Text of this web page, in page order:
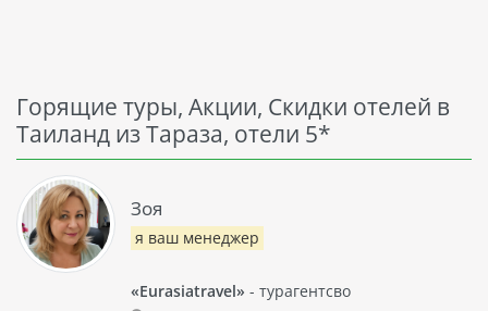
Горящие туры, Акции, Скидки отелей в
Таиланд из Тараза, отели 5*
Зоя
я ваш менеджер
«Eurasiatravel» - турагентсво